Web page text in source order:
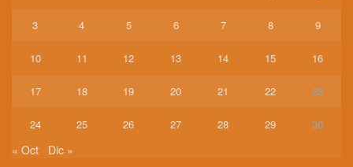
3 4 5 6 7 8 9
10 11 12 13 14 15 16
17 18 19 20 21 22 23
24 25 26 27 28 29 30
« Oct Dic »